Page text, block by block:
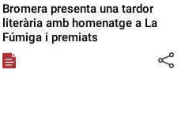
Bromera presenta una tardor
literària amb homenatge a La
Fúmiga i premiats